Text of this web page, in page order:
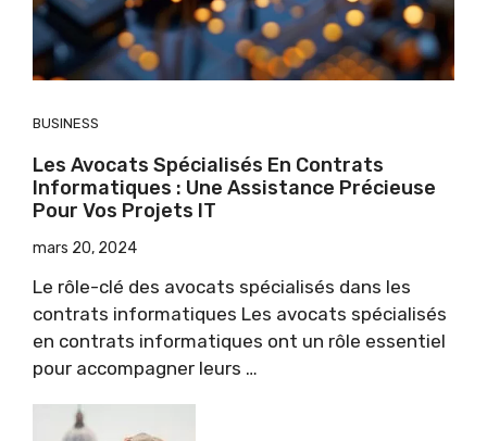
BUSINESS
Les Avocats Spécialisés En Contrats
Informatiques : Une Assistance Précieuse
Pour Vos Projets IT
mars 20, 2024
Le rôle-clé des avocats spécialisés dans les
contrats informatiques Les avocats spécialisés
en contrats informatiques ont un rôle essentiel
pour accompagner leurs …